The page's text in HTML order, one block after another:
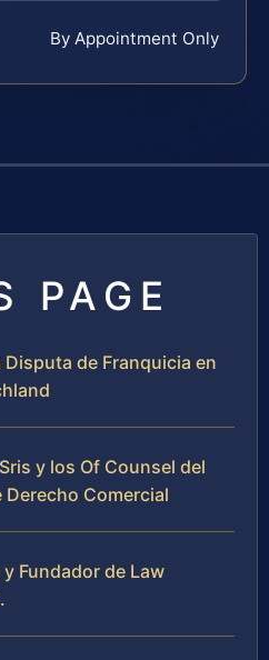
By Appointment Only
PAGE
de Franquicia en
y los Of Counsel del
Comercial
Fundador de Law